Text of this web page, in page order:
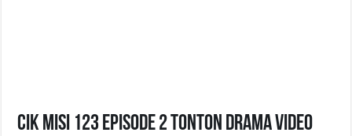
Cik Misi 123 Episode 2 Tonton Drama Video